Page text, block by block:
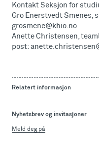
Kontakt Seksjon for
Gro Enerstvedt Smenes,
grosmene@khio.no
Anette Christensen,
post:
Relatert informasjon
Nyhetsbrev og invitasjoner
Meld deg på